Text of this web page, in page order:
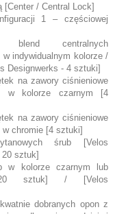
[Center / Central Lock]
1 – częściowej
centralnych
indywidualnym kolorze /
Designwerks - 4 sztuki]
na zawory ciśnieniowe
w kolorze czarnym [4
na zawory ciśnieniowe
chromie [4 sztuki]
śrub [Velos
20 sztuk]
w kolorze czarnym lub
sztuk] / [Velos
dobranych opon z